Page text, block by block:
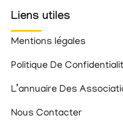
Liens utiles
Mentions légales
Politique De
L’annuaire Des
Nous Contacter